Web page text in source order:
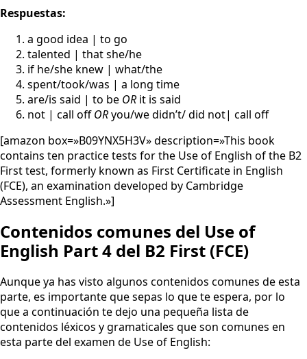
Respuestas:
a good idea | to go
talented | that she/he
if he/she knew | what/the
spent/took/was | a long time
are/is said | to be OR it is said
not | call offORyou/we didn’t/ did not| call off
[amazon box=»B09YNX5H3V» description=»This book
contains ten practice tests for the Use of English of the B2
First test, formerly known as First Certificate in English
(FCE), an examination developed by Cambridge
Assessment English.»]
Contenidos comunes del Use of
English Part 4 del B2 First (FCE)
Aunque ya has visto algunos contenidos comunes de esta
parte, es importante que sepas lo que te espera, por lo
que a continuación te dejo una pequeña lista de
contenidos léxicos y gramaticales que son comunes en
esta parte del examen de Use of English: